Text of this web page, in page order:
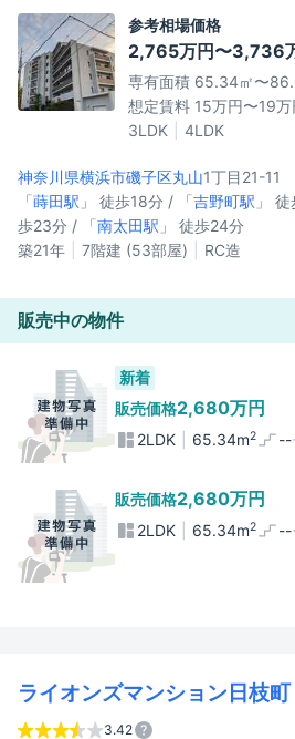
参考相場価格
2,765万円〜3,736
専有面積 65.34㎡〜
想定賃料 15万円〜19万
3LDK
4LDK
神奈川県横浜市磯子区丸山1丁目21-11
「蒔田駅 」 徒歩18分 / 「吉野町駅 」
歩23分 / 「南太田駅 」 徒歩24分
築21年
7階建 (53部屋) RC造
販売中の物件
新着
販売価格2,680万円
2LDK 65.34m2 --
販売価格2,680万円
2LDK 65.34m2 --
ライオンズマンション日枝町
3.42